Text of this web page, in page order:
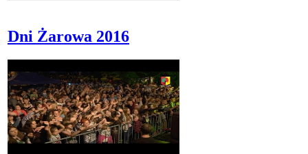
Dni Żarowa 2016